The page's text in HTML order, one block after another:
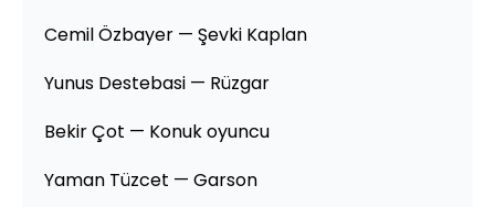
Cemil Özbayer — Şevki Kaplan
Yunus Destebasi — Rüzgar
Bekir Çot — Konuk oyuncu
Yaman Tüzcet — Garson